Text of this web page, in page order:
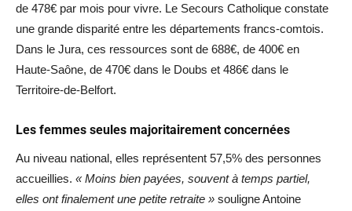
de 478€ par mois pour vivre. Le Secours Catholique constate
une grande disparité entre les départements francs-comtois.
Dans le Jura, ces ressources sont de 688€, de 400€ en
Haute-Saône, de 470€ dans le Doubs et 486€ dans le
Territoire-de-Belfort.
Les femmes seules majoritairement concernées
Au niveau national, elles représentent 57,5% des personnes
accueillies. « Moins bien payées, souvent à temps partiel,
elles ont finalement une petite retraite » souligne Antoine